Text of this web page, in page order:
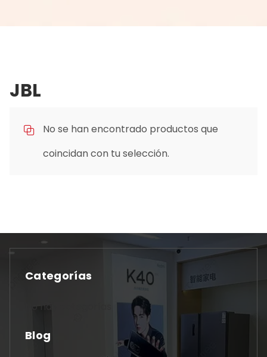
JBL
No se han encontrado productos que
coincidan con tu selección.
Categorías
No hay categorías
Blog